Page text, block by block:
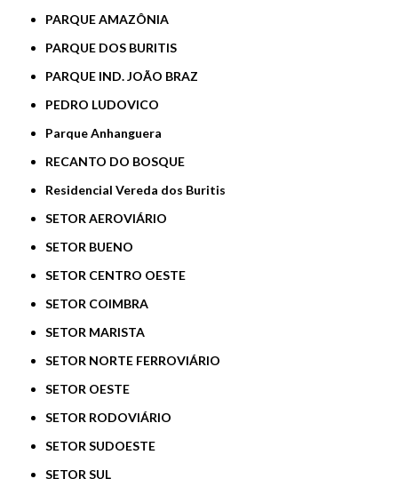
PARQUE AMAZÔNIA
PARQUE DOS BURITIS
PARQUE IND. JOÃO BRAZ
PEDRO LUDOVICO
Parque Anhanguera
RECANTO DO BOSQUE
Residencial Vereda dos Buritis
SETOR AEROVIÁRIO
SETOR BUENO
SETOR CENTRO OESTE
SETOR COIMBRA
SETOR MARISTA
SETOR NORTE FERROVIÁRIO
SETOR OESTE
SETOR RODOVIÁRIO
SETOR SUDOESTE
SETOR SUL